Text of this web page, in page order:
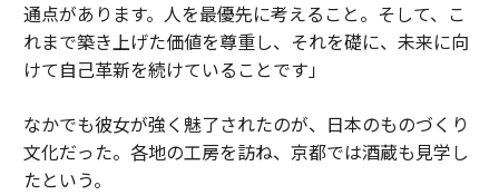
通点があります。人を最優先に考えること。そして、こ
れまで築き上げた価値を尊重し、それを礎に、未来に向
けて自己革新を続けていることです」
なかでも彼女が強く魅了されたのが、日本のものづくり
文化だった。各地の工房を訪ね、京都では酒蔵も見学し
たという。